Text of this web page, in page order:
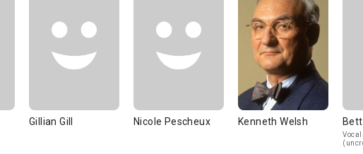
Gillian Gill Nicole Pescheux Kenneth Welsh